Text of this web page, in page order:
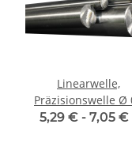
Linearwelle,
Präzisionswelle Ø 08
mm, 500 mm,
5,29 € - 7,05 €